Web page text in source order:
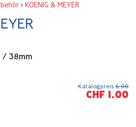
> KOENIG & MEYER
/ 38mm
Katalogpreis 6.00
CHF 1.00